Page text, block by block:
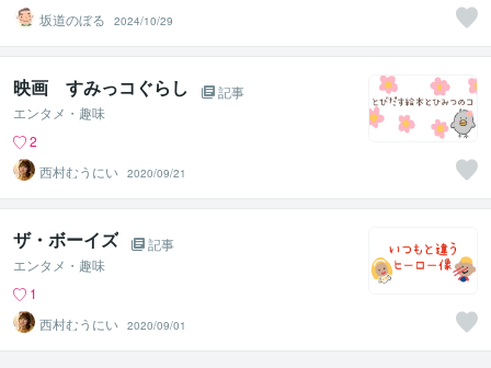
坂道のぼる
2024/10/29
映画 すみっコぐらし
記事
エンタメ・趣味
2
西村むうにい 2020/09/21
ザ・ボーイズ
記事
エンタメ・趣味
1
西村むうにい 2020/09/01